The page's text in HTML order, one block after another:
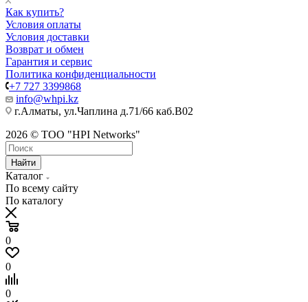
Как купить?
Условия оплаты
Условия доставки
Возврат и обмен
Гарантия и сервис
Политика конфиденциальности
+7 727 3399868
info@whpi.kz
г.Алматы, ул.Чаплина д.71/66 каб.B02
2026 © ТОО "HPI Networks"
Найти
Каталог
По всему сайту
По каталогу
0
0
0